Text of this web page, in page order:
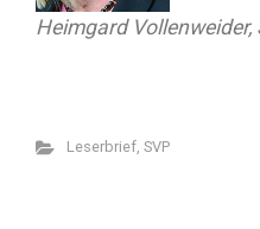
Heimgard
Leserbrief, SVP